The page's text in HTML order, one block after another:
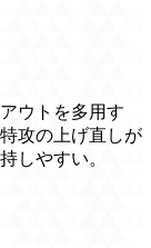
ウトを多用す
攻の上げ直しが
しやすい。